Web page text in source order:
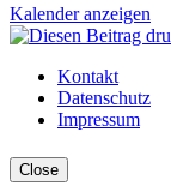
Kalender anzeigen
Kontakt
Datenschutz
Impressum
Close